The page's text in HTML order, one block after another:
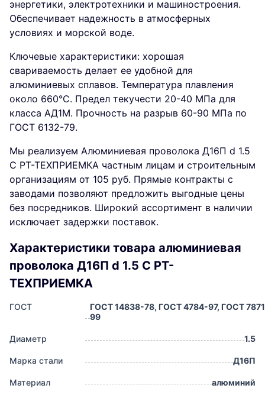
энергетики, электротехники и машиностроения.
Обеспечивает надежность в атмосферных
условиях и морской воде.
Ключевые характеристики: хорошая
свариваемость делает ее удобной для
алюминиевых сплавов. Температура плавления
около 660°C. Предел текучести 20-40 МПа для
класса АД1М. Прочность на разрыв 60-90 МПа по
ГОСТ 6132-79.
Мы реализуем Алюминиевая проволока Д16П d 1.5
С РТ-ТЕХПРИЕМКА частным лицам и строительным
организациям от 105 руб. Прямые контракты с
заводами позволяют предложить выгодные цены
без посредников. Широкий ассортимент в наличии
исключает задержки поставок.
Характеристики товара алюминиевая
проволока Д16П d 1.5 С РТ-
ТЕХПРИЕМКА
ГОСТ
ГОСТ 14838-78, ГОСТ 4784-97, ГОСТ
99
Диаметр 1.5
Марка стали Д16П
Материал алюминий